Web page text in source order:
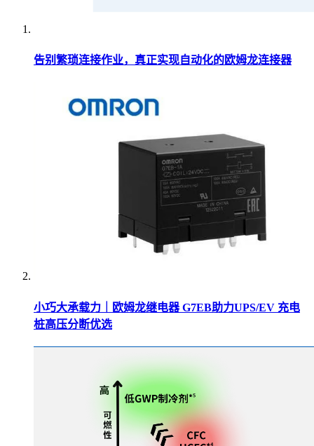
告别繁琐连接作业，真正实现自动化的欧姆龙连接器
小巧大承载力｜欧姆龙继电器 G7EB助力UPS/EV 充电
桩高压分断优选